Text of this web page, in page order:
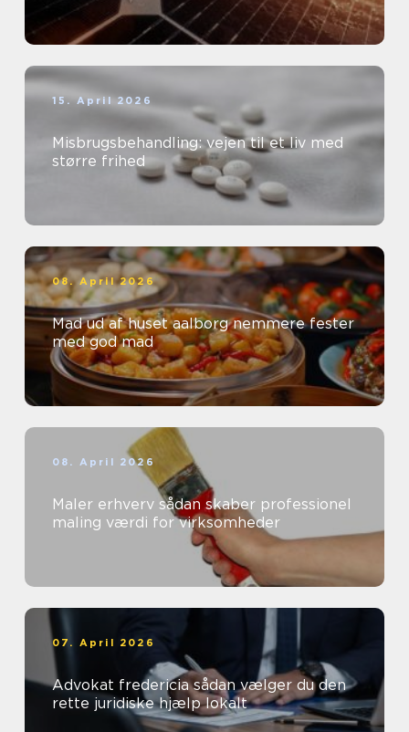
15. April 2026
Misbrugsbehandling: vejen til et liv med
større frihed
08. April 2026
Mad ud af huset aalborg nemmere fester
med god mad
08. April 2026
Maler erhverv sådan skaber professionel
maling værdi for virksomheder
07. April 2026
Advokat fredericia sådan vælger du den
rette juridiske hjælp lokalt